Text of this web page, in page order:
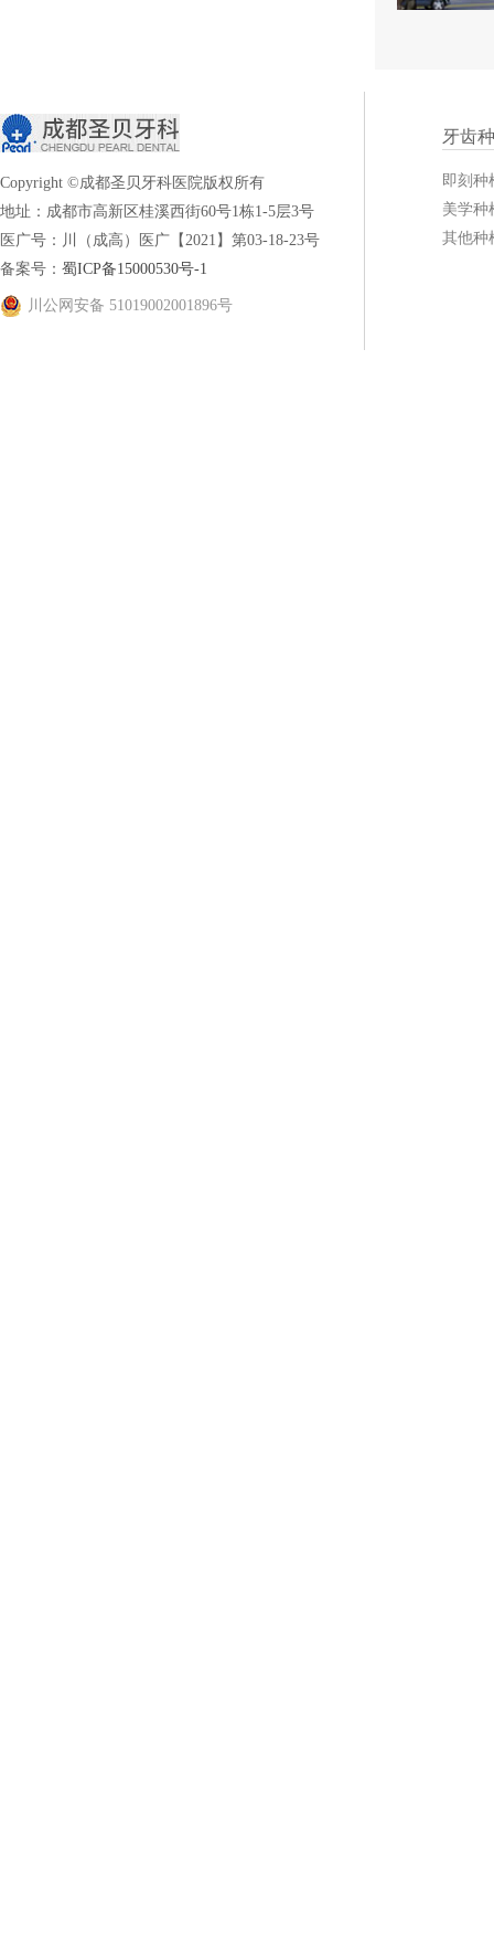
Copyright ©成都圣贝牙科医院版权所有
地址：成都市高新区桂溪西街60号1栋1-5层3号
医广号：川（成高）医广【2021】第03-18-23号
备案号： 蜀ICP备15000530号-1
川公网安备 51019002001896号
牙齿
即刻种
美学种
其他种